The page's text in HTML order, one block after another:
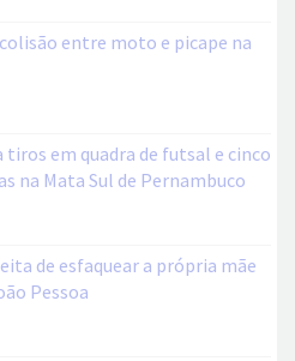
entre moto e picape na
em quadra de futsal e cinco
na Mata Sul de Pernambuco
de esfaquear a própria mãe
Pessoa